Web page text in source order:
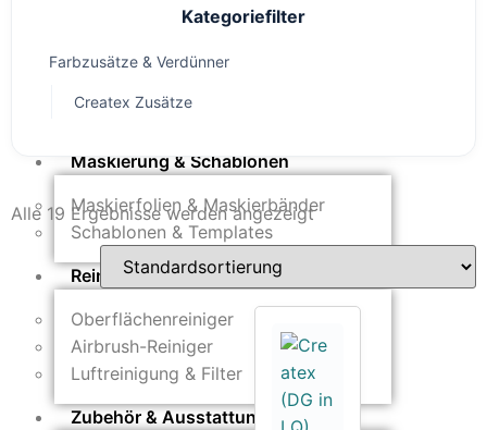
Spachtelmasse & Sprühspachtel
Schleif- & Poliermittel
Maskierung & Schablonen
Maskierfolien & Maskierbänder
Schablonen & Templates
Reinigung & Pflege
Oberflächenreiniger
Airbrush-Reiniger
Luftreinigung & Filter
Zubehör & Ausstattung
Kategoriefilter
Farbzusätze & Verdünner
Createx Zusätze
Alle 19 Ergebnisse werden angezeigt